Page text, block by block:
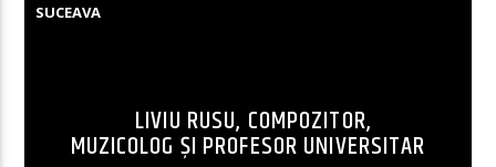
SUCEAVA
LIVIU RUSU, COMPOZITOR,
MUZICOLOG ȘI PROFESOR UNIVERSITAR